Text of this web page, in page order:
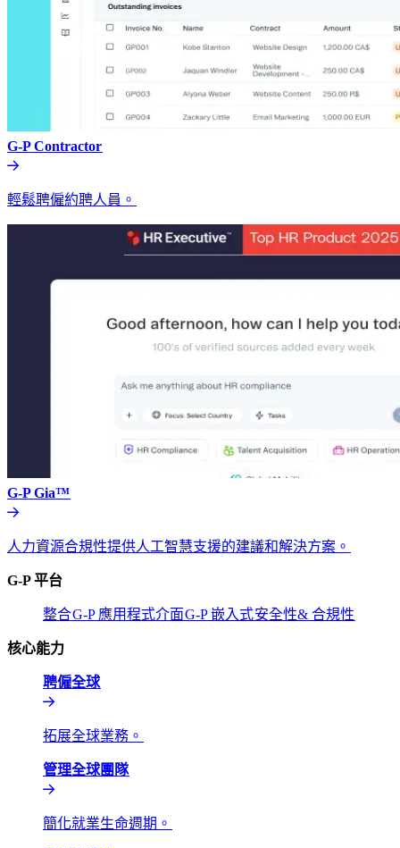
G-P Contractor​​
輕鬆聘僱約聘人員。​​
G-P Gia™​​
人力資源合規性提供人工智慧支援的建議和解決方案。​​
G-P 平台​​
整合​​G-P 應用程式介面​​G-P 嵌入式​​安全性& 合規性​​
核心能力​​
聘僱全球​​
拓展全球業務。​​
管理全球團隊​​
簡化就業生命週期。​​